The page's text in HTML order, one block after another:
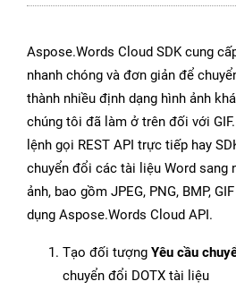
Aspose.Words Cloud SDK cung
nhanh chóng và đơn giản để
thành nhiều định dạng hình ảnh
chúng tôi đã làm ở trên đối với
lệnh gọi REST API trực tiếp hay
chuyển đổi các tài liệu Word sang
ảnh, bao gồm JPEG, PNG, BMP,
dụng Aspose.Words Cloud API.
Tạo đối tượng Yêu cầu
chuyển đổi DOTX tài liệu